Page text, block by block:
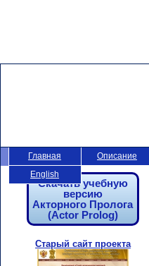
Скачать учебную
версию
Акторного Пролога
(Actor Prolog)
Старый сайт проекта
Главная Описание
English